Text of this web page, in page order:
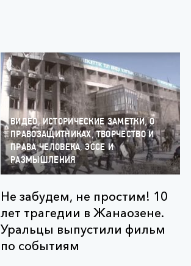
ВИДЕО,ИСТОРИЧЕСКИЕ ЗАМЕТКИ,О
ПРАВОЗАЩИТНИКАХ,ТВОРЧЕСТВО И
ПРАВА ЧЕЛОВЕКА,ЭССЕ И
РАЗМЫШЛЕНИЯ
Не забудем, не простим! 10
лет трагедии в Жанаозене.
Уральцы выпустили фильм
по событиям